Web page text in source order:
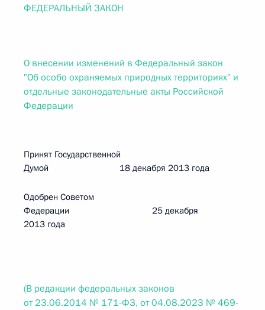
ФЕДЕРАЛЬНЫЙ ЗАКОН
О внесении изменений в Федеральный закон
"Об особо охраняемых природных территориях" и
отдельные законодательные акты Российской
Федерации
Принят Государственной
Думой 18 декабря 2013 года
Одобрен Советом
Федерации 25 декабря
2013 года
(В редакции федеральных законов
от 23.06.2014 № 171-ФЗ, от 04.08.2023 № 469-